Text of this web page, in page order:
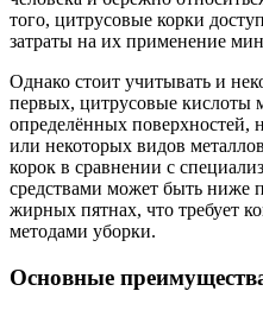
того, цитрусовые корки
затраты на их применение
Однако стоит учитывать и
первых, цитрусовые кислоты
определённых поверхностей,
или некоторых видов
корок в сравнении с
средствами может быть ниже
жирных пятнах, что требует
методами уборки.
Основные